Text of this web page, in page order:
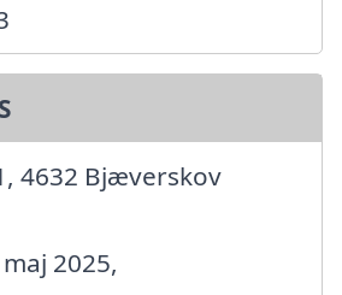
4632 Bjæverskov
2025,